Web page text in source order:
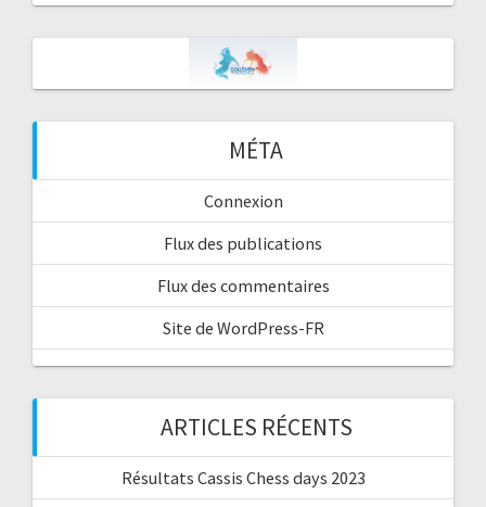
MÉTA
Connexion
Flux des publications
Flux des commentaires
Site de WordPress-FR
ARTICLES RÉCENTS
Résultats Cassis Chess days 2023